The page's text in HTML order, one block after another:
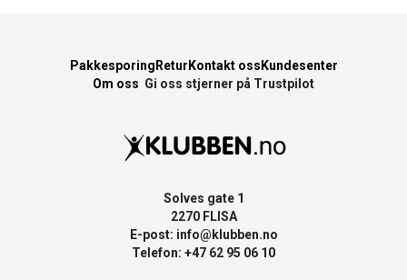
PakkesporingReturKontakt ossKundesenter
Om oss Gi oss stjerner på Trustpilot
Solves gate 1
2270 FLISA
E-post: info@klubben.no
Telefon: +47 62 95 06 10